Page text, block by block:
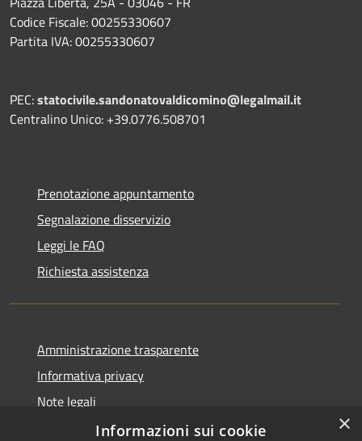
Codice Fiscale: 00255330607
Partita IVA: 00255330607
PEC:statocivile.sandonatovaldicomino@legalmail.it
Centralino Unico: +39.0776.508701
Prenotazione appuntamento
Segnalazione disservizio
Leggi le FAQ
Richiesta assistenza
Amministrazione trasparente
Informativa privacy
Note legali
Dichiarazione di accessibilità
×
Informazioni sui cookie